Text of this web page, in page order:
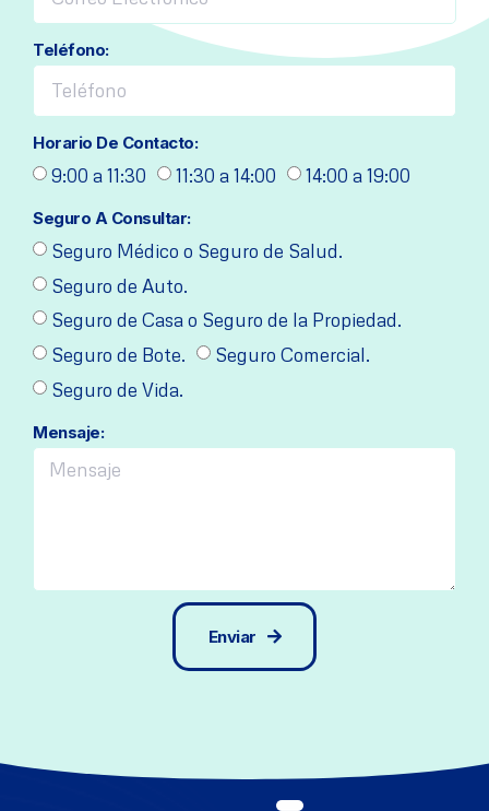
Teléfono:
Horario De Contacto:
9:00 a 11:30 11:30 a 14:00 14:00 a 19:00
Seguro A Consultar:
Seguro Médico o Seguro de Salud.
Seguro de Auto.
Seguro de Casa o Seguro de la Propiedad.
Seguro de Bote.
Seguro Comercial.
Seguro de Vida.
Mensaje:
Enviar